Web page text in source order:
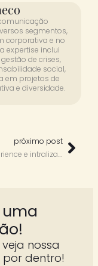
segmentos,
corporativa e no
expertise inclui
de crises,
social,
em projetos de
e diversidade.
próximo post
rh4b experience e intraliza com mirella de souza balestero – intralizando por aí
nossa
dentro!